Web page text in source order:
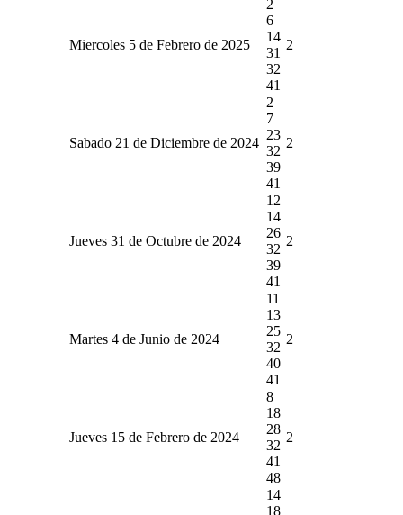
Miercoles 5 de Febrero de 2025
2
6
14
31
32
41
2
Sabado 21 de Diciembre de 2024
2
7
23
32
39
41
2
Jueves 31 de Octubre de 2024
12
14
26
32
39
41
2
Martes 4 de Junio de 2024
11
13
25
32
40
41
2
Jueves 15 de Febrero de 2024
8
18
28
32
41
48
2
14
18